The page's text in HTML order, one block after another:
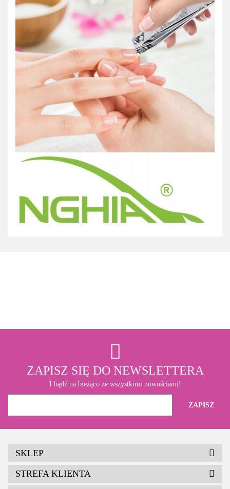
ZAPISZ SIĘ DO NEWSLETTERA
I bądź na bieżąco ze wszystkimi nowościami!
SKLEP
STREFA KLIENTA